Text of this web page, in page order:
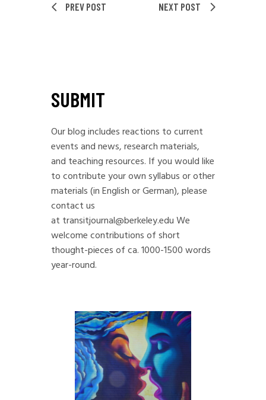
PREV POST NEXT POST
SUBMIT
Our blog includes reactions to current
events and news, research materials,
and teaching resources. If you would like
to contribute your own syllabus or other
materials (in English or German), please
contact us
at transitjournal@berkeley.eduWe
welcome contributions of short
thought-pieces of ca. 1000-1500 words
year-round.